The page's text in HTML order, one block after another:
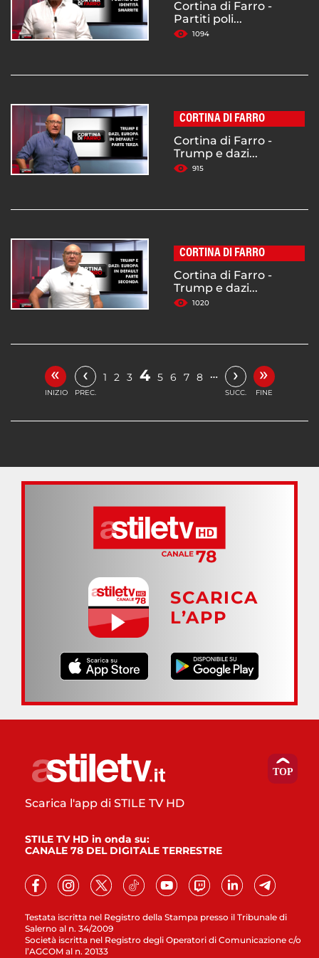
Cortina di Farro -
Partiti poli...
1094
CORTINA DI FARRO
Cortina di Farro -
Trump e dazi...
915
CORTINA DI FARRO
Cortina di Farro -
Trump e dazi...
1020
«
INIZIO
‹
PREC.
1 2 3 4 5 6 7 8 … ›
SUCC.
»
FINE
SCARICA
L’APP
Testata iscritta nel Registro della Stampa presso il Tribunale di
Salerno al n. 34/2009
Società iscritta nel Registro degli Operatori di Comunicazione c/o
l’AGCOM al n. 20133
Scarica l'app di STILE TV HD
STILE TV HD in onda su:
CANALE 78 DEL DIGITALE TERRESTRE